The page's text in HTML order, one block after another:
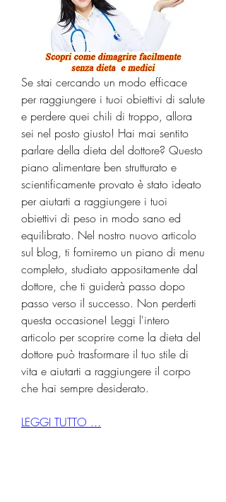
Se stai cercando un modo efficace
per raggiungere i tuoi obiettivi di salute
e perdere quei chili di troppo, allora
sei nel posto giusto! Hai mai sentito
parlare della dieta del dottore? Questo
piano alimentare ben strutturato e
scientificamente provato è stato ideato
per aiutarti a raggiungere i tuoi
obiettivi di peso in modo sano ed
equilibrato. Nel nostro nuovo articolo
sul blog, ti forniremo un piano di menu
completo, studiato appositamente dal
dottore, che ti guiderà passo dopo
passo verso il successo. Non perderti
questa occasione! Leggi l'intero
articolo per scoprire come la dieta del
dottore può trasformare il tuo stile di
vita e aiutarti a raggiungere il corpo
che hai sempre desiderato.
LEGGI TUTTO ...